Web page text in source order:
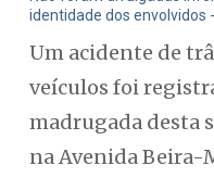
identidade dos envolvidos
Um acidente de
veículos foi
madrugada desta
na Avenida Beira-